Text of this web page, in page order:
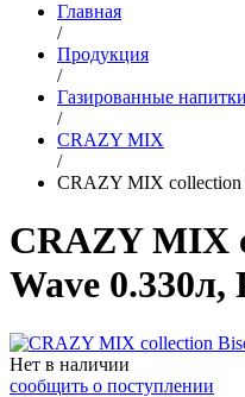
Главная
/
Продукция
/
Газированные напитки
/
CRAZY MIX
/
CRAZY MIX collection
CRAZY MIX
Wave 0.330л,
Нет в наличии
сообщить о поступлении